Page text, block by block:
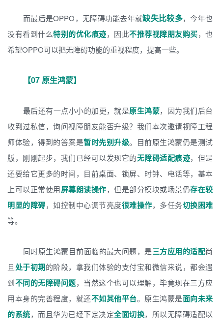
而最后是OPPO，无障碍功能去年就缺失比较多，今年也
没有看到什么特别的优化痕迹，因此不推荐视障朋友购买，也
希望OPPO可以把无障碍功能的重视程度，提高一些。
【07 原生鸿蒙】
最后还有一点小小的加更，就是原生鸿蒙，因为我们后台
收到过私信，询问视障朋友能否升级？我们本次邀请视障工程
师体验，得到的答案是暂时先别升级。目前原生鸿蒙仍是测试
版，刚刚起步，我们已经可以发现它的无障碍适配痕迹，但是
还要给它更多的时间，目前桌面、锁屏、时钟、电话等，基本
上可以正常使用屏幕朗读操作，但是部分模块或场景仍存在较
明显的障碍，如控制中心调节亮度很难操作，多任务切换困难
等。
同时原生鸿蒙目前面临的最大问题，是三方应用的适配尚
且处于初期的阶段，拿我们体验的支付宝和微信来说，都会遇
到不同的无障碍问题，当然这个也可以理解，毕竟现在三方应
用本身的完善程度，就还不如其他平台。原生鸿蒙是面向未来
的系统，而且华为已经下定决定全面切换，所以无障碍适配以